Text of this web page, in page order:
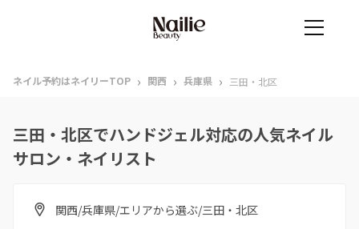
ネイル予約はネイリーTOP › 関西 › 兵庫県 › 三田・北区
三田・北区でハンドジェル対応の人気ネイル
サロン・ネイリスト
関西/兵庫県/エリアから選ぶ/三田・北区